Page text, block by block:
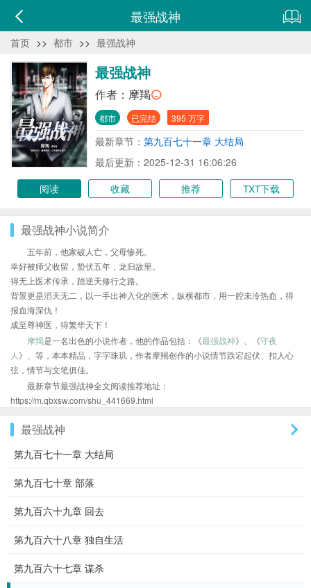
最强战神
首页 >> 都市 >> 最强战神
最强战神
作者： 摩羯
都市 已完结 395 万字
最新章节： 第九百七十一章 大结局
最后更新：2025-12-31 16:06:26
阅读
收藏 推荐 TXT下载
最强战神小说简介
五年前，他家破人亡，父母惨死。
幸好被师父收留，蛰伏五年，龙归故里。
得无上医术传承，踏逆天修行之路。
背景更是滔天无二，以一手出神入化的医术，纵横都市，用一腔未冷热血，得
报血海深仇！
成至尊神医，得繁华天下！
摩羯是一名出色的小说作者，他的作品包括：《最强战神》、《守夜
人 》、等，本本精品，字字珠玑，作者摩羯创作的小说情节跌宕起伏、扣人心
弦，情节与文笔俱佳。
最新章节最强战神全文阅读推荐地址：
https://m.qbxsw.com/shu_441669.html
最强战神
第九百七十一章 大结局
第九百七十章 部落
第九百六十九章 回去
第九百六十八章 独自生活
第九百六十七章 谋杀